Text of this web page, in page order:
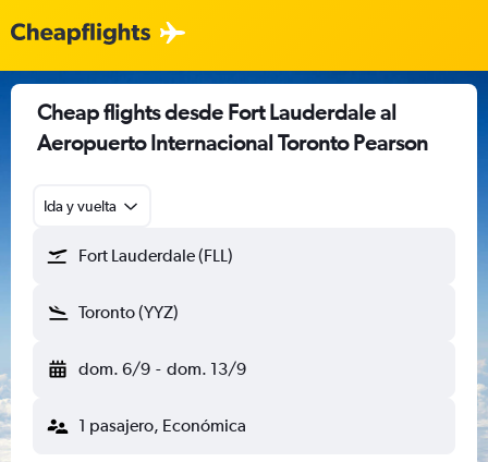
Cheap flights desde Fort Lauderdale al
Aeropuerto Internacional Toronto Pearson
Ida y vuelta
Fort Lauderdale (FLL)
Toronto (YYZ)
dom. 6/9 - dom. 13/9
1 pasajero, Económica